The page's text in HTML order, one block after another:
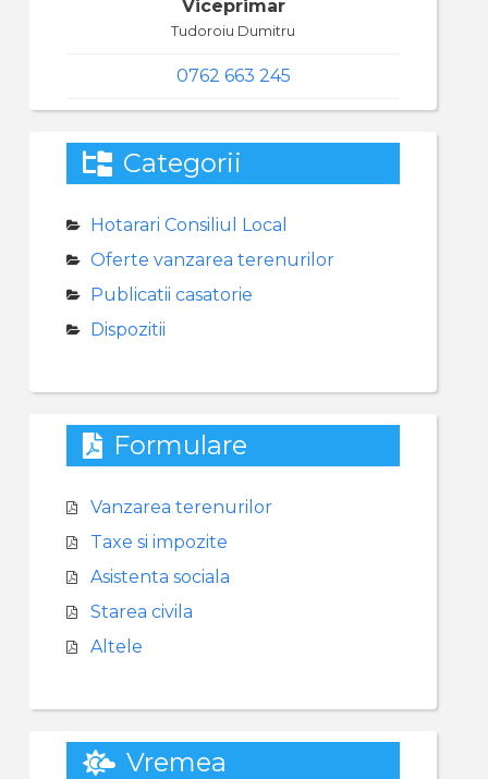
Viceprimar
Tudoroiu Dumitru
0762 663 245
Categorii
Hotarari Consiliul Local
Oferte vanzarea terenurilor
Publicatii casatorie
Dispozitii
Formulare
Vanzarea terenurilor
Taxe si impozite
Asistenta sociala
Starea civila
Altele
Vremea